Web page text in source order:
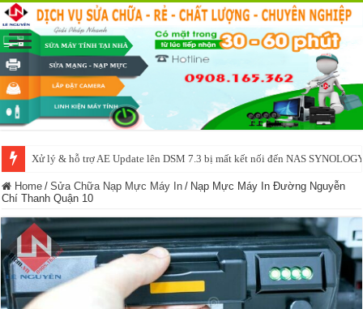
Xử lý & hỗ trợ AE Update lên DSM 7.3 bị mất kết nối đến NAS
NAS IO DATA N3160 2BAY 4BAY – chạy SYNOLOGY, OMV, CASA
Home / Sửa Chữa Nạp Mực Máy In / Nạp Mực Máy In Đường Nguyễn
Chí Thanh Quận 10